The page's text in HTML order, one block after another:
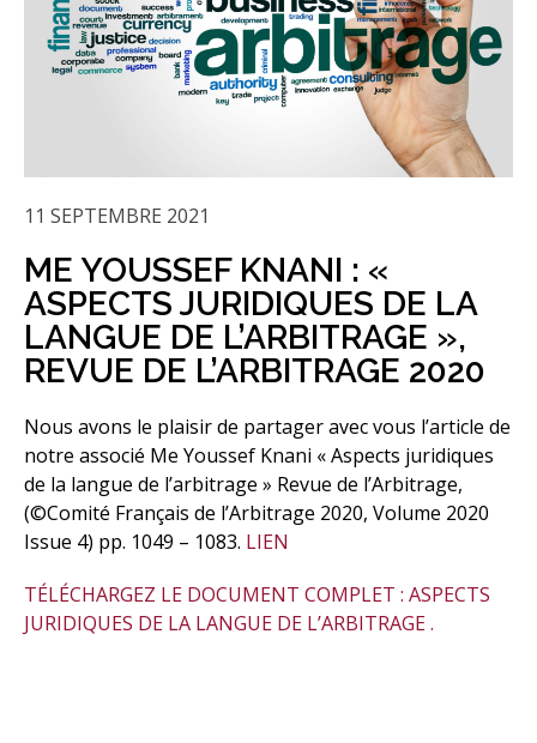
11 SEPTEMBRE 2021
ME YOUSSEF KNANI : «
ASPECTS JURIDIQUES DE LA
LANGUE DE L’ARBITRAGE »,
REVUE DE L’ARBITRAGE 2020
Nous avons le plaisir de partager avec vous l’article de
notre associé Me Youssef Knani « Aspects juridiques
de la langue de l’arbitrage » Revue de l’Arbitrage,
(©Comité Français de l’Arbitrage 2020, Volume 2020
Issue 4) pp. 1049 – 1083. LIEN
TÉLÉCHARGEZ LE DOCUMENT COMPLET : ASPECTS
JURIDIQUES DE LA LANGUE DE L’ARBITRAGE .